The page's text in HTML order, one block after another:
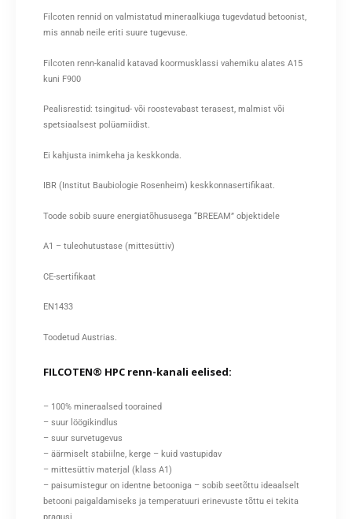
Filcoten rennid on valmistatud mineraalkiuga tugevdatud betoonist,
mis annab neile eriti suure tugevuse.
Filcoten renn-kanalid katavad koormusklassi vahemiku alates A15
kuni F900
Pealisrestid: tsingitud- või roostevabast terasest, malmist või
spetsiaalsest polüamiidist.
Ei kahjusta inimkeha ja keskkonda.
IBR (Institut Baubiologie Rosenheim) keskkonnasertifikaat.
Toode sobib suure energiatõhususega “BREEAM” objektidele
A1 – tuleohutustase (mittesüttiv)
CE-sertifikaat
EN1433
Toodetud Austrias.
FILCOTEN® HPC renn-kanali eelised:
– 100% mineraalsed toorained
– suur löögikindlus
– suur survetugevus
– äärmiselt stabiilne, kerge – kuid vastupidav
– mittesüttiv materjal (klass A1)
– paisumistegur on identne betooniga – sobib seetõttu ideaalselt
betooni paigaldamiseks ja temperatuuri erinevuste tõttu ei tekita
pragusi